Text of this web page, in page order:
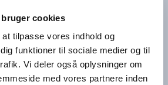
bruger cookies
tilpasse vores indhold og
funktioner til sociale medier og til
Vi deler også oplysninger om
med vores partnere inden
Picafort efterår
- Bella Fri